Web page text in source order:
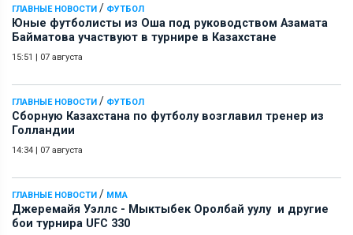
ГЛАВНЫЕ НОВОСТИ / ФУТБОЛ
Юные футболисты из Оша под руководством Азамата
Байматова участвуют в турнире в Казахстане
15:51 | 07 августа
ГЛАВНЫЕ НОВОСТИ / ФУТБОЛ
Сборную Казахстана по футболу возглавил тренер из
Голландии
14:34 | 07 августа
ГЛАВНЫЕ НОВОСТИ / ММА
Джеремайя Уэллс - Мыктыбек Оролбай уулу и другие
бои турнира UFC 330